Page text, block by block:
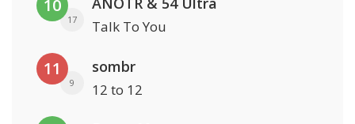
10
17 Talk To You
11
9
sombr
12 to 12